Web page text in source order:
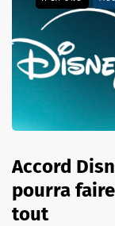
Accord
pourra
tout